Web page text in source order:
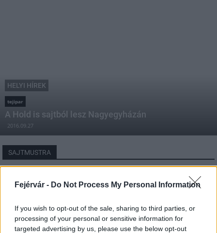
Fejérvár - Do Not Process My Personal Information
If you wish to opt-out of the sale, sharing to third parties, or
processing of your personal or sensitive information for
targeted advertising by us, please use the below opt-out
HELYI HÍREK
tejipar
A Hold is sajtból lesz Nagyegyházán
2016.09.27
SAJTMUSTRA
Név